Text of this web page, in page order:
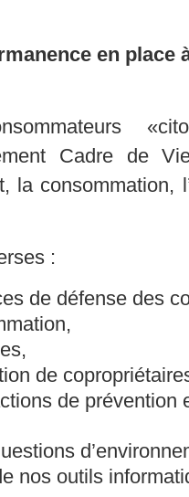
en place
Cadre de
la consommation,
:
de défense des
de
de prévention
nos outils